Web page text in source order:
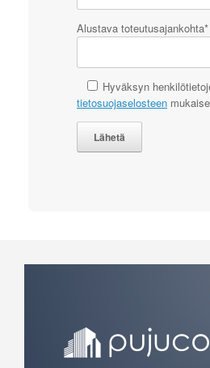
Alustava toteutusajankohta*
Hyväksyn
tietosuojaselosteen